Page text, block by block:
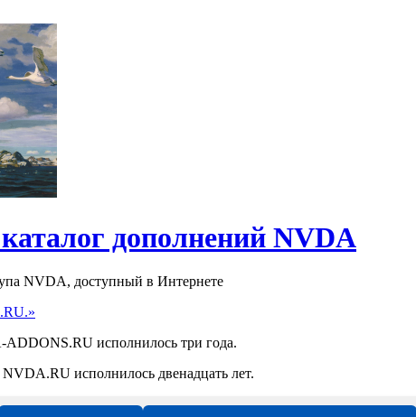
дополнений NVDA
NVDA, доступный в Интернете
ADDONS.RU исполнилось три года.
исполнилось двенадцать лет.